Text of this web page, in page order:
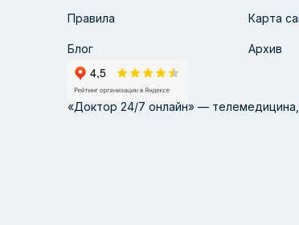
Правила Карта
Блог Архив
«Доктор 24/7 онлайн» — телемедицина,